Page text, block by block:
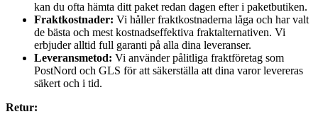
kan du ofta hämta ditt paket redan dagen efter i paketbutiken.
Fraktkostnader: Vi håller fraktkostnaderna låga och har valt
de bästa och mest kostnadseffektiva fraktalternativen. Vi
erbjuder alltid full garanti på alla dina leveranser.
Leveransmetod: Vi använder pålitliga fraktföretag som
PostNord och GLS för att säkerställa att dina varor levereras
säkert och i tid.
Retur: